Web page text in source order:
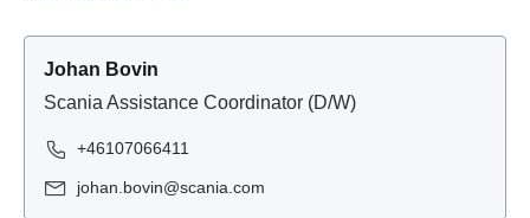
Johan Bovin
Scania Assistance Coordinator (D/W)
+46107066411
johan.bovin@scania.com